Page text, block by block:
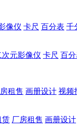
像仪 卡尺 百分表 千
次元影像仪 卡尺 百
租售 画册设计 视频
赁 厂房租售 画册设计